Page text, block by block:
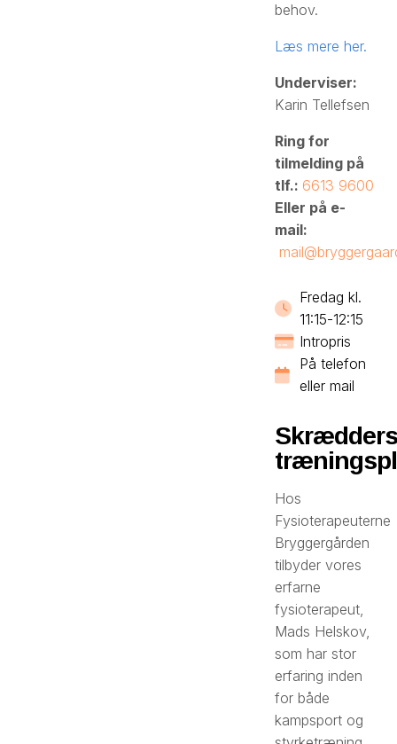
behov.
Læs mere her.
Underviser:
Karin Tellefsen
Ring for
tilmelding på
tlf.: 6613 9600
Eller på e-
mail:
Fredag kl.
11:15-12:15
Intropris
På telefon
eller mail
Hos
Fysioterapeuterne
Bryggergården
tilbyder vores
erfarne
fysioterapeut,
Mads Helskov,
som har stor
erfaring inden
for både
kampsport og